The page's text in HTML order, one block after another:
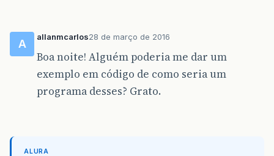
A
allanmcarlos28 de março de 2016
Boa noite! Alguém poderia me dar um
exemplo em código de como seria um
programa desses? Grato.
ALURA